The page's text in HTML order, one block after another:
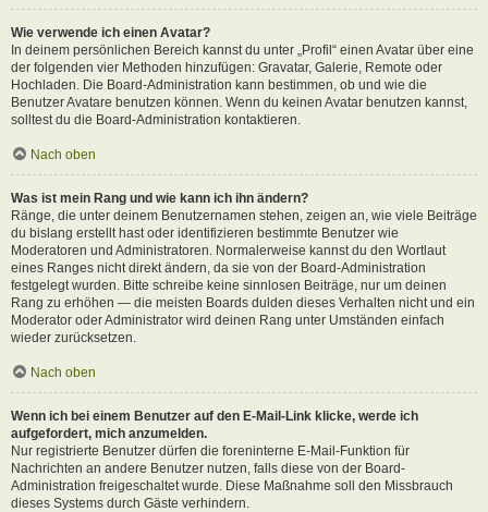
Wie verwende ich einen Avatar?
In deinem persönlichen Bereich kannst du unter „Profil“ einen Avatar über eine
der folgenden vier Methoden hinzufügen: Gravatar, Galerie, Remote oder
Hochladen. Die Board-Administration kann bestimmen, ob und wie die
Benutzer Avatare benutzen können. Wenn du keinen Avatar benutzen kannst,
solltest du die Board-Administration kontaktieren.
Nach oben
Was ist mein Rang und wie kann ich ihn ändern?
Ränge, die unter deinem Benutzernamen stehen, zeigen an, wie viele Beiträge
du bislang erstellt hast oder identifizieren bestimmte Benutzer wie
Moderatoren und Administratoren. Normalerweise kannst du den Wortlaut
eines Ranges nicht direkt ändern, da sie von der Board-Administration
festgelegt wurden. Bitte schreibe keine sinnlosen Beiträge, nur um deinen
Rang zu erhöhen — die meisten Boards dulden dieses Verhalten nicht und ein
Moderator oder Administrator wird deinen Rang unter Umständen einfach
wieder zurücksetzen.
Nach oben
Wenn ich bei einem Benutzer auf den E-Mail-Link klicke, werde ich
aufgefordert, mich anzumelden.
Nur registrierte Benutzer dürfen die foreninterne E-Mail-Funktion für
Nachrichten an andere Benutzer nutzen, falls diese von der Board-
Administration freigeschaltet wurde. Diese Maßnahme soll den Missbrauch
dieses Systems durch Gäste verhindern.